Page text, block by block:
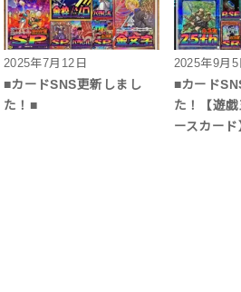
2025年7月12日
■カードSNS更新しまし
た！■
2025年9月5
■カード
た！【遊
ースカード